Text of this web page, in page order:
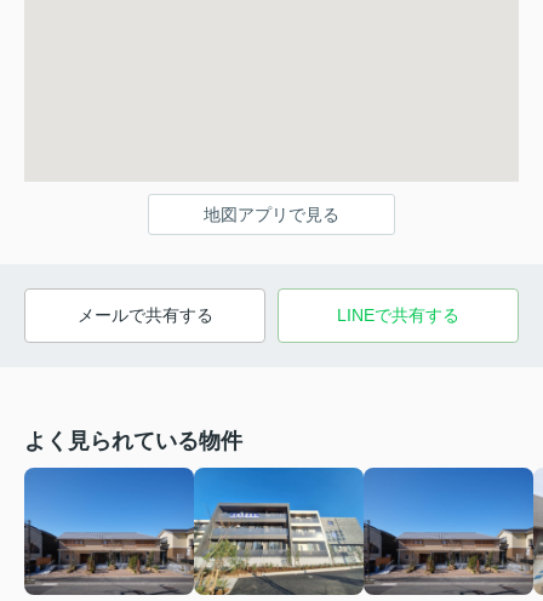
地図アプリで見る
メールで共有する LINEで共有する
よく見られている物件